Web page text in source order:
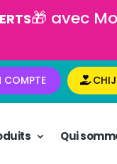
🎁 avec
COMPTE
Qui